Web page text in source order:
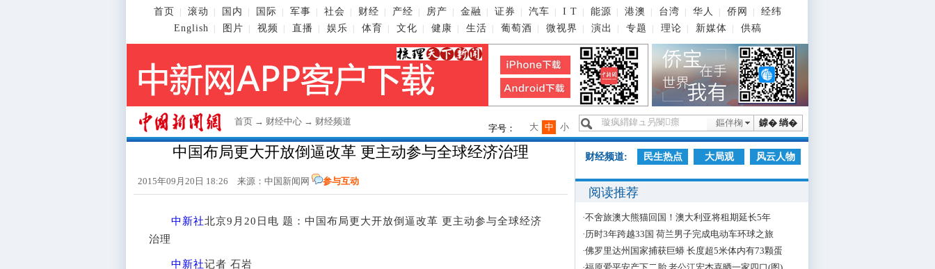
首页 滚动 国内 国际 军事 社会 财经 产经 房产 金融 证券 汽车 I T 能源 港澳 台湾 华人 侨网
经纬
English
图片 视频 直播 娱乐 体育 文化 健康 生活 葡萄酒 微视界 演出 专题 理论 新媒体 供稿
首页 → 财经中心 → 财经频道 鎼� 绱�
鏂伴椈
字号： 小
中
大
中国布局更大开放倒逼改革 更主动参与全球经济治理
2015年09月20日 18:26 来源： 中国新闻网 参与互动
中新社北京9月20日电 题：中国布局更大开放倒逼改革 更主动参与全球经济
治理
中新社记者 石岩
财经频道: 民生热点 大局观 风云人物
阅读推荐
·不舍旅澳大熊猫回国！澳大利亚将租期延长5年
·历时3年跨越33国 荷兰男子完成电动车环球之旅
·佛罗里达州国家捕获巨蟒 长度超5米体内有73颗蛋